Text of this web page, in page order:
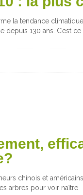
la tendance
depuis 130 ans. C’est ce
chinois et
arbres pour voir naître